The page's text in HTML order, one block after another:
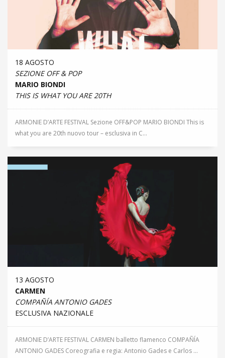
18 AGOSTO
SEZIONE OFF & POP
MARIO BIONDI
THIS IS WHAT YOU ARE 20TH
ARMONIE D’ARTE FESTIVAL Sezione OFF&POP MARIO BIONDI This is
what you are 20th nuovo tour – esclusiva in C...
13 AGOSTO
CARMEN
COMPAÑÍA ANTONIO GADES
ESCLUSIVA NAZIONALE
ARMONIE D’ARTE FESTIVAL CARMEN balletto flamenco COMPAÑÍA
ANTONIO GADES Coreografia e regia: Antonio Gades e Carlos ...